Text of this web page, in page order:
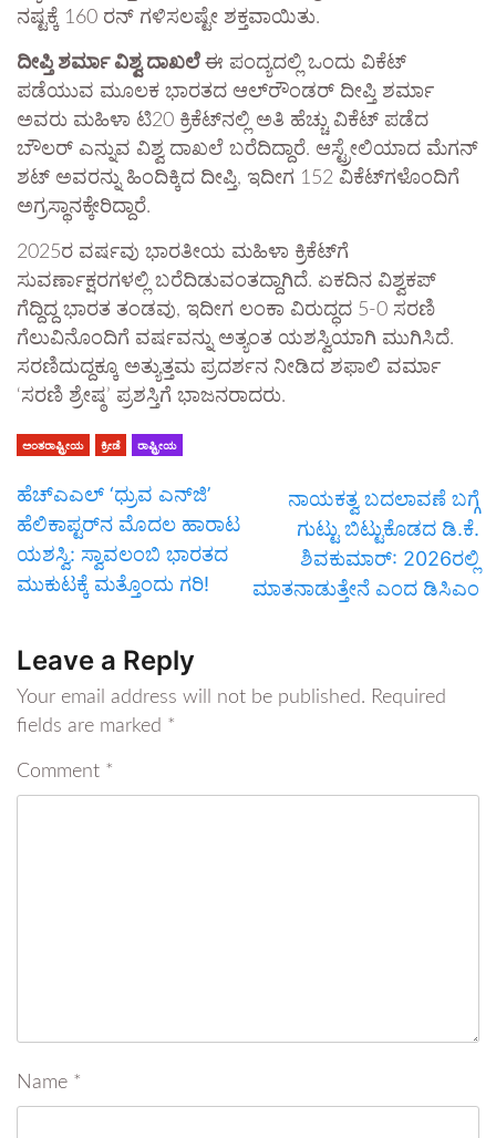
ನಷ್ಟಕ್ಕೆ 160 ರನ್ ಗಳಿಸಲಷ್ಟೇ ಶಕ್ತವಾಯಿತು.
ದೀಪ್ತಿ ಶರ್ಮಾ ವಿಶ್ವ ದಾಖಲೆ​ ಈ ಪಂದ್ಯದಲ್ಲಿ ಒಂದು ವಿಕೆಟ್
ಪಡೆಯುವ ಮೂಲಕ ಭಾರತದ ಆಲ್‌ರೌಂಡರ್ ದೀಪ್ತಿ ಶರ್ಮಾ
ಅವರು ಮಹಿಳಾ ಟಿ20 ಕ್ರಿಕೆಟ್‌ನಲ್ಲಿ ಅತಿ ಹೆಚ್ಚು ವಿಕೆಟ್ ಪಡೆದ
ಬೌಲರ್ ಎನ್ನುವ ವಿಶ್ವ ದಾಖಲೆ ಬರೆದಿದ್ದಾರೆ. ಆಸ್ಟ್ರೇಲಿಯಾದ ಮೆಗನ್
ಶಟ್ ಅವರನ್ನು ಹಿಂದಿಕ್ಕಿದ ದೀಪ್ತಿ, ಇದೀಗ 152 ವಿಕೆಟ್‌ಗಳೊಂದಿಗೆ
ಅಗ್ರಸ್ಥಾನಕ್ಕೇರಿದ್ದಾರೆ.
2025ರ ವರ್ಷವು ಭಾರತೀಯ ಮಹಿಳಾ ಕ್ರಿಕೆಟ್‌ಗೆ
ಸುವರ್ಣಾಕ್ಷರಗಳಲ್ಲಿ ಬರೆದಿಡುವಂತದ್ದಾಗಿದೆ. ಏಕದಿನ ವಿಶ್ವಕಪ್
ಗೆದ್ದಿದ್ದ ಭಾರತ ತಂಡವು, ಇದೀಗ ಲಂಕಾ ವಿರುದ್ಧದ 5-0 ಸರಣಿ
ಗೆಲುವಿನೊಂದಿಗೆ ವರ್ಷವನ್ನು ಅತ್ಯಂತ ಯಶಸ್ವಿಯಾಗಿ ಮುಗಿಸಿದೆ.
ಸರಣಿದುದ್ದಕ್ಕೂ ಅತ್ಯುತ್ತಮ ಪ್ರದರ್ಶನ ನೀಡಿದ ಶಫಾಲಿ ವರ್ಮಾ
‘ಸರಣಿ ಶ್ರೇಷ್ಠ’ ಪ್ರಶಸ್ತಿಗೆ ಭಾಜನರಾದರು.
ಅಂತರಾಷ್ಟ್ರೀಯ ಕ್ರೀಡೆ ರಾಷ್ಟ್ರೀಯ
ಹೆಚ್‌ಎಎಲ್ ‘ಧ್ರುವ ಎನ್‌ಜಿ’
ಹೆಲಿಕಾಪ್ಟರ್‌ನ ಮೊದಲ ಹಾರಾಟ
ಯಶಸ್ವಿ: ಸ್ವಾವಲಂಬಿ ಭಾರತದ
ಮುಕುಟಕ್ಕೆ ಮತ್ತೊಂದು ಗರಿ!
ನಾಯಕತ್ವ ಬದಲಾವಣೆ ಬಗ್ಗೆ
ಗುಟ್ಟು ಬಿಟ್ಟುಕೊಡದ ಡಿ.ಕೆ.
ಶಿವಕುಮಾರ್: 2026ರಲ್ಲಿ
ಮಾತನಾಡುತ್ತೇನೆ ಎಂದ ಡಿಸಿಎಂ
Leave a Reply
Your email address will not be published. Required
fields are marked *
Comment *
Name *